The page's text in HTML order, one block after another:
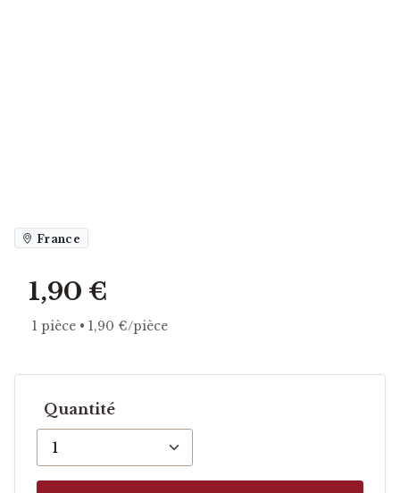
France
1,90 €
1 pièce • 1,90 €/pièce
Quantité